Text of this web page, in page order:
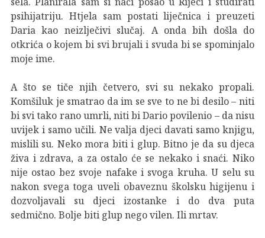
psihijatriju. Htjela sam postati liječnica i preuzeti
Daria kao neizlječivi slučaj. A onda bih došla do
otkrića o kojem bi svi brujali i svuda bi se spominjalo
moje ime.
A što se tiče njih četvero, svi su nekako propali.
Komšiluk je smatrao da im se sve to ne bi desilo – niti
bi svi tako rano umrli, niti bi Dario povilenio – da nisu
uvijek i samo učili. Ne valja djeci davati samo knjigu,
mislili su. Neko mora biti i glup. Bitno je da su djeca
živa i zdrava, a za ostalo će se nekako i snaći. Niko
nije ostao bez svoje nafake i svoga kruha. U selu su
nakon svega toga uveli obaveznu školsku higijenu i
dozvoljavali su djeci izostanke i do dva puta
sedmično. Bolje biti glup nego vilen. Ili mrtav.